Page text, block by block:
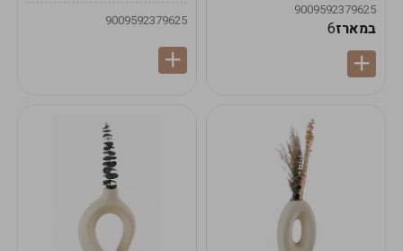
9009592379625
במארז6
9009592379625